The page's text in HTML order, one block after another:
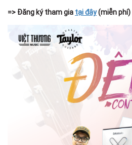
=> Đăng ký tham gia tại đây(miễn phí)